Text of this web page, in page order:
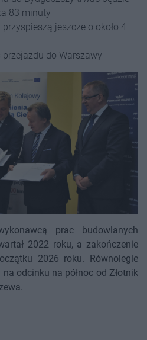
83 minuty
jeszcze o około 4
do Warszawy
prac budowlanych
2022 roku, a zakończenie
2026 roku. Równolegle
odcinku na północ od Złotnik